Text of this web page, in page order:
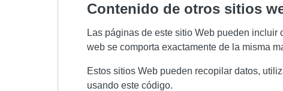
contenido de otros sitios
Las páginas de este sitio Web pueden
web se comporta exactamente de la misma
Estos sitios Web pueden recopilar datos,
usando este código.